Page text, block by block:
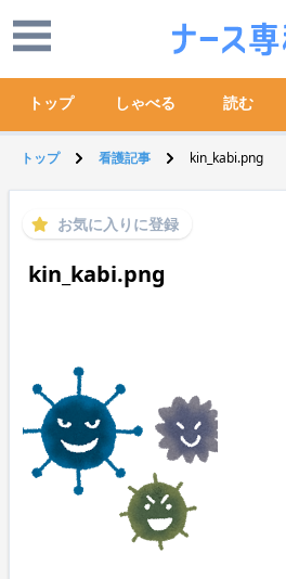
トップ しゃべる 読む
トップ 看護記事 kin_kabi.png
お気に入りに登録
kin_kabi.png